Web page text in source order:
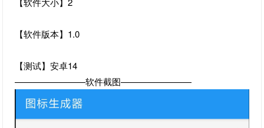
【软件版本】1.0
【测试】安卓14
————————软件截图————————